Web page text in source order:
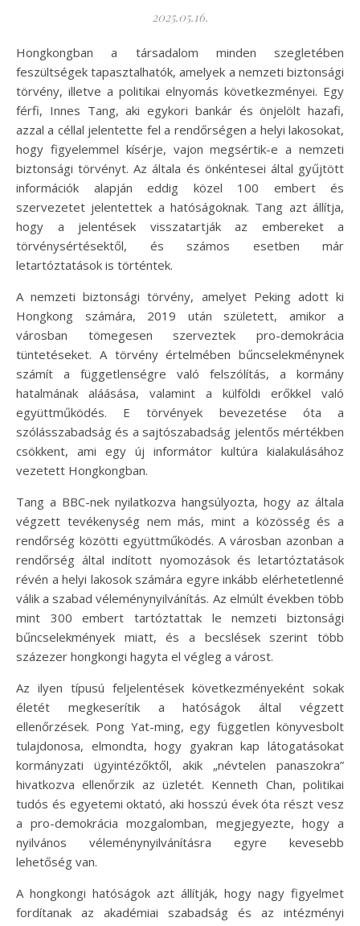
2025.05.16.
Hongkongban a társadalom minden szegletében
feszültségek tapasztalhatók, amelyek a nemzeti biztonsági
törvény, illetve a politikai elnyomás következményei. Egy
férfi, Innes Tang, aki egykori bankár és önjelölt hazafi,
azzal a céllal jelentette fel a rendőrségen a helyi lakosokat,
hogy figyelemmel kísérje, vajon megsértik-e a nemzeti
biztonsági törvényt. Az általa és önkéntesei által gyűjtött
információk alapján eddig közel 100 embert és
szervezetet jelentettek a hatóságoknak. Tang azt állítja,
hogy a jelentések visszatartják az embereket a
törvénysértésektől, és számos esetben már
letartóztatások is történtek.
A nemzeti biztonsági törvény, amelyet Peking adott ki
Hongkong számára, 2019 után született, amikor a
városban tömegesen szerveztek pro-demokrácia
tüntetéseket. A törvény értelmében bűncselekménynek
számít a függetlenségre való felszólítás, a kormány
hatalmának aláásása, valamint a külföldi erőkkel való
együttműködés. E törvények bevezetése óta a
szólásszabadság és a sajtószabadság jelentős mértékben
csökkent, ami egy új informátor kultúra kialakulásához
vezetett Hongkongban.
Tang a BBC-nek nyilatkozva hangsúlyozta, hogy az általa
végzett tevékenység nem más, mint a közösség és a
rendőrség közötti együttműködés. A városban azonban a
rendőrség által indított nyomozások és letartóztatások
révén a helyi lakosok számára egyre inkább elérhetetlenné
válik a szabad véleménynyilvánítás. Az elmúlt években több
mint 300 embert tartóztattak le nemzeti biztonsági
bűncselekmények miatt, és a becslések szerint több
százezer hongkongi hagyta el végleg a várost.
Az ilyen típusú feljelentések következményeként sokak
életét megkeserítik a hatóságok által végzett
ellenőrzések. Pong Yat-ming, egy független könyvesbolt
tulajdonosa, elmondta, hogy gyakran kap látogatásokat
kormányzati ügyintézőktől, akik „névtelen panaszokra”
hivatkozva ellenőrzik az üzletét. Kenneth Chan, politikai
tudós és egyetemi oktató, aki hosszú évek óta részt vesz
a pro-demokrácia mozgalomban, megjegyezte, hogy a
nyilvános véleménynyilvánításra egyre kevesebb
lehetőség van.
A hongkongi hatóságok azt állítják, hogy nagy figyelmet
fordítanak az akadémiai szabadság és az intézményi